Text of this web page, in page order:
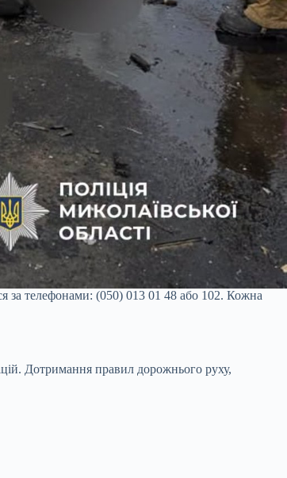
за телефонами: (050) 013 01 48 або 102. Кожна
Дотримання правил дорожнього руху,